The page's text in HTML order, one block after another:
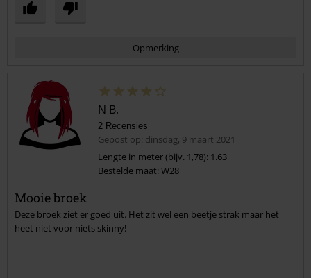
Opmerking
Commentaar versturen
N B.
2 Recensies
Gepost op: dinsdag, 9 maart 2021
Lengte in meter (bijv. 1,78): 1.63
Bestelde maat: W28
Mooie broek
Deze broek ziet er goed uit. Het zit wel een beetje strak maar het
heet niet voor niets skinny!